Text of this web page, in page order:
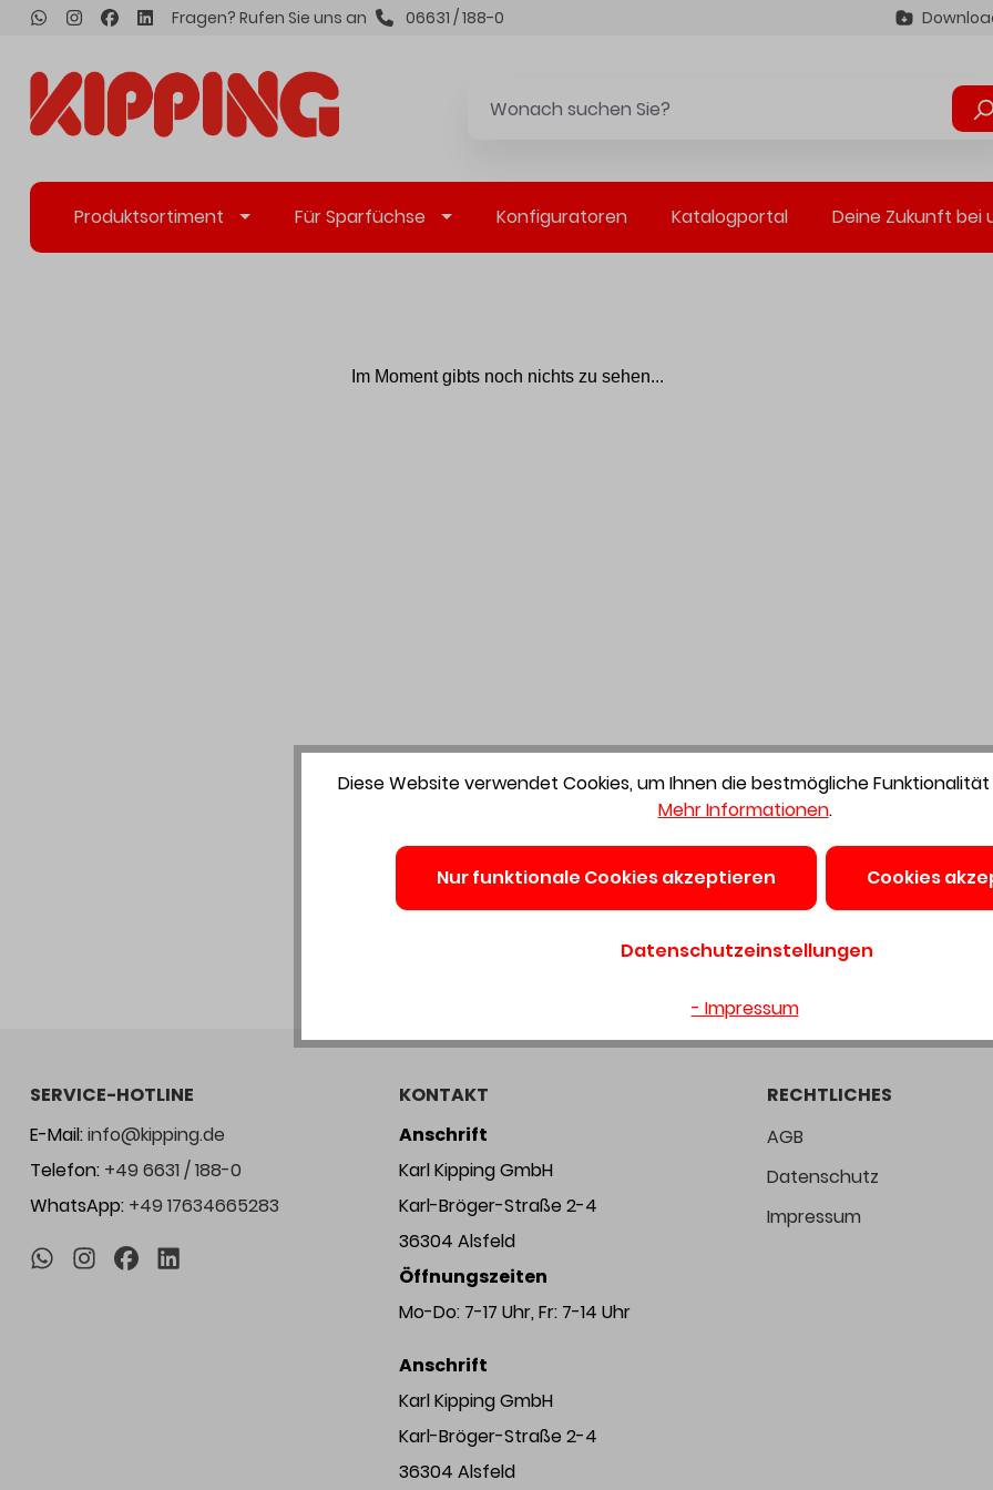
springen Fragen? Rufen Sie uns an 06631 / 188-0
Produktsortiment Für Sparfüchse Konfiguratoren Katalogportal Deine Zukunft bei
Im Moment gibts noch nichts zu sehen...
SERVICE-HOTLINE
E-Mail:info@kipping.de
Telefon: +49 6631 / 188-0
WhatsApp: +49 17634665283
KONTAKT
Anschrift
Karl Kipping GmbH
Karl-Bröger-Straße 2-4
36304 Alsfeld
Öffnungszeiten
Mo-Do: 7-17 Uhr, Fr: 7-14 Uhr
Anschrift
Karl Kipping GmbH
Karl-Bröger-Straße 2-4
36304 Alsfeld
RECHTLICHES
AGB
Datenschutz
Impressum
Diese Website verwendet Cookies, um Ihnen die bestmögliche
Mehr Informationen.
Nur funktionale Cookies akzeptieren Cookies
Datenschutzeinstellungen
- Impressum